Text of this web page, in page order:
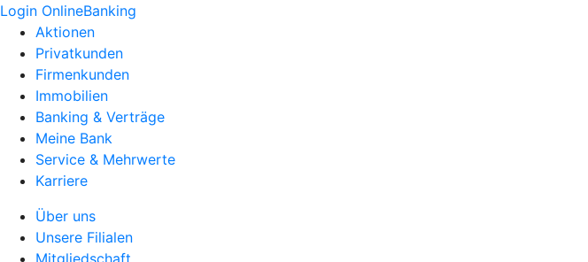
Login OnlineBanking
Aktionen
Privatkunden
Firmenkunden
Immobilien
Banking & Verträge
Meine Bank
Service & Mehrwerte
Karriere
Über uns
Unsere Filialen
Mitgliedschaft